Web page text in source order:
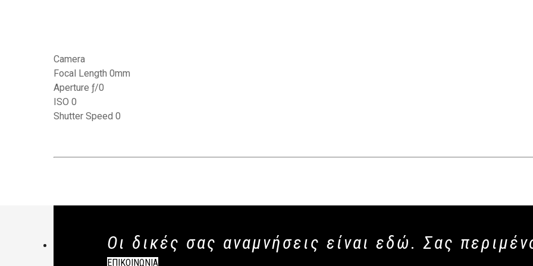
Camera
Focal Length 0mm
Aperture ƒ/0
ISO 0
Shutter Speed 0
Οι δικές σας αναμνήσεις είναι εδώ. Σας
ΕΠΙΚΟΙΝΩΝΙΑ